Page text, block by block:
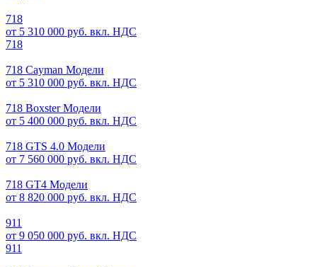
718
от 5 310 000 руб. вкл. НДС
718
718 Cayman Модели
от 5 310 000 руб. вкл. НДС
718 Boxster Модели
от 5 400 000 руб. вкл. НДС
718 GTS 4.0 Модели
от 7 560 000 руб. вкл. НДС
718 GT4 Модели
от 8 820 000 руб. вкл. НДС
911
от 9 050 000 руб. вкл. НДС
911